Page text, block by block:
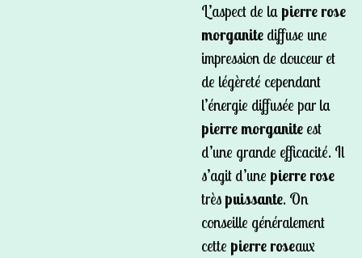
L’aspect de la pierre rose
morganite diffuse une
impression de douceur et
de légèreté cependant
l’énergie diffusée par la
pierre morganite est
d’une grande efficacité. Il
s’agit d’une pierre rose
très puissante. On
conseille généralement
cette pierre roseaux